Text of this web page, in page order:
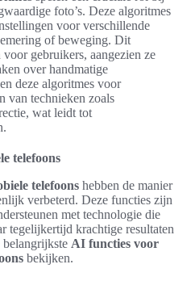
foto’s. Deze algoritmes
voor verschillende
of beweging. Dit
gebruikers, aangezien ze
over handmatige
deze algoritmes voor
van technieken zoals
wat leidt tot
telefoons
telefoons hebben de manier
verbeterd. Deze functies zijn
met technologie die
tegelijkertijd krachtige resultaten
AI functies voor
bekijken.